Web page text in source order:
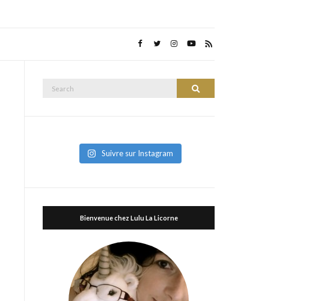
Search
Suivre sur Instagram
Bienvenue chez Lulu La Licorne